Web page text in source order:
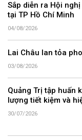
Sắp diễn ra Hội
tại TP Hồ Chí Minh
04/08/2026
Lai Châu lan tỏa
03/08/2026
Quảng Trị tập huấn
lượng tiết kiệm và
30/07/2026